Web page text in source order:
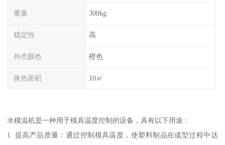
重量 300kg
稳定性 高
外壳颜色 橙色
换热面积 10㎡
水模温机是一种用于模具温度控制的设备，具有以下用途：
1. 提高产品质量：通过控制模具温度，使塑料制品在成型过程中达